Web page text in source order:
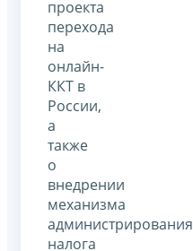
проекта
перехода
на
онлайн-
ККТ в
России,
а
также
о
внедрении
механизма
администрирования
налога